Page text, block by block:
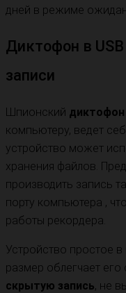
дней в режиме
Диктофон в
записи
Шпионский
компьютеру, ведет
устройство может
хранения файлов.
производить запись
порту компьютера ,
работы рекордера.
Устройство простое
размер облегчает его
скрытую запись, не